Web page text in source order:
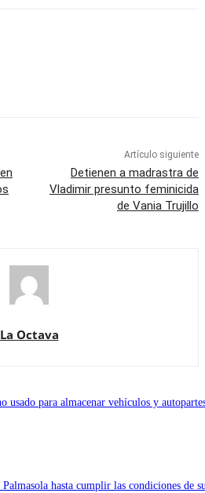
Artículo siguiente
Detienen a madrastra de
Vladimir presunto feminicida
de Vania Trujillo
La Octava
usado para almacenar vehículos y
hasta cumplir las condiciones de